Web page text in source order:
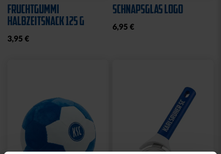
FRUCHTGUMMI
HALBZEITSNACK 125 G
3,95 €
SCHNAPSGLAS LOGO
6,95 €